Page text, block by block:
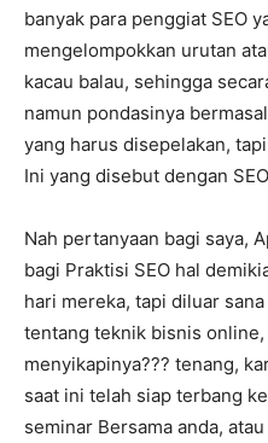
banyak para penggiat SEO
mengelompokkan urutan
kacau balau, sehingga
namun pondasinya
yang harus disepelakan,
Ini yang disebut dengan
Nah pertanyaan bagi saya,
bagi Praktisi SEO hal
hari mereka, tapi diluar
tentang teknik bisnis online,
menyikapinya??? tenang,
saat ini telah siap terbang
seminar Bersama anda,